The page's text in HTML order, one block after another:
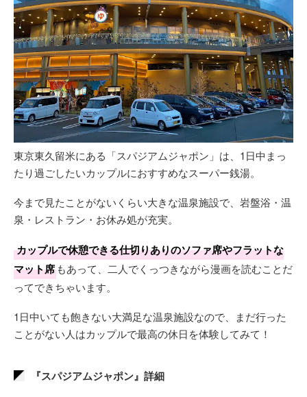
東京東久留米にある「スパジアムジャポン」は、1日中まっ
たり過ごしたいカップルにおすすめなスーパー銭湯。
今まで見たことがないくらい大きな温泉施設で、岩盤浴・温
泉・レストラン・お休み処が充実。
カップルで休憩できる仕切りありのソファ席やフラットな
マット席 もあって、二人でくっつきながら漫画を読むことだ
ってできちゃいます。
1日中いても飽きない大満足な温泉施設なので、まだ行った
ことがない人はカップルで最高の休日を体験してみて！
『スパジアムジャポン』詳細